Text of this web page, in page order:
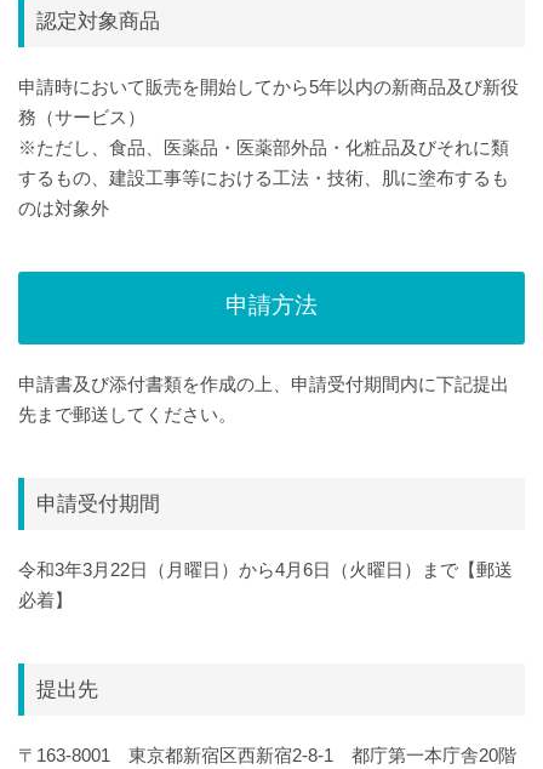
認定対象商品
申請時において販売を開始してから5年以内の新商品及び新役
務（サービス）
※ただし、食品、医薬品・医薬部外品・化粧品及びそれに類
するもの、建設工事等における工法・技術、肌に塗布するも
のは対象外
申請方法
申請書及び添付書類を作成の上、申請受付期間内に下記提出
先まで郵送してください。
申請受付期間
令和3年3月22日（月曜日）から4月6日（火曜日）まで【郵送
必着】
提出先
〒163-8001 東京都新宿区西新宿2-8-1 都庁第一本庁舎20階